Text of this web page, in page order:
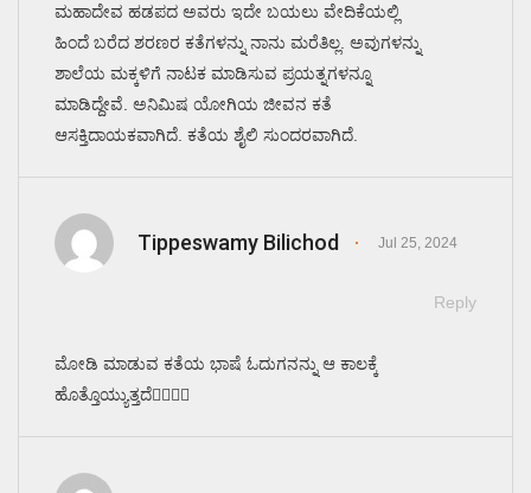
ಮಹಾದೇವ ಹಡಪದ ಅವರು ಇದೇ ಬಯಲು ವೇದಿಕೆಯಲ್ಲಿ
ಹಿಂದೆ ಬರೆದ ಶರಣರ ಕತೆಗಳನ್ನು ನಾನು ಮರೆತಿಲ್ಲ. ಅವುಗಳನ್ನು
ಶಾಲೆಯ ಮಕ್ಕಳಿಗೆ ನಾಟಕ ಮಾಡಿಸುವ ಪ್ರಯತ್ನಗಳನ್ನೂ
ಮಾಡಿದ್ದೇವೆ. ಅನಿಮಿಷ ಯೋಗಿಯ ಜೀವನ ಕತೆ
ಆಸಕ್ತಿದಾಯಕವಾಗಿದೆ. ಕತೆಯ ಶೈಲಿ ಸುಂದರವಾಗಿದೆ.
Tippeswamy Bilichod Jul 25, 2024
Reply
ಮೋಡಿ ಮಾಡುವ ಕತೆಯ ಭಾಷೆ ಓದುಗನನ್ನು ಆ ಕಾಲಕ್ಕೆ
ಹೊತ್ತೊಯ್ಯುತ್ತದೆ👌🏽👌🏽